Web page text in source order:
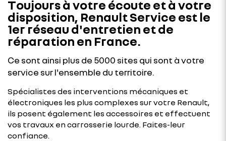
Toujours à votre écoute et à votre
disposition, Renault Service est le
1er réseau d'entretien et de
réparation en France.
Ce sont ainsi plus de 5000 sites qui sont à votre
service sur l'ensemble du territoire.
Spécialistes des interventions mécaniques et
électroniques les plus complexes sur votre Renault,
ils posent également les accessoires et effectuent
vos travaux en carrosserie lourde. Faites-leur
confiance.